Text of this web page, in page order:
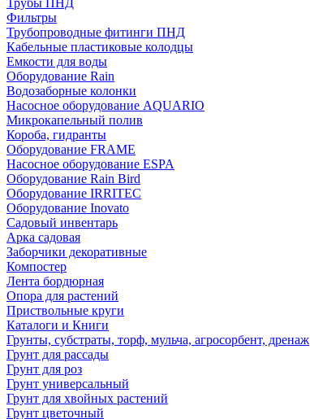
Трубы ПНД
Фильтры
Трубопроводные фитинги ПНД
Кабельные пластиковые колодцы
Емкости для воды
Оборудование Rain
Водозаборные колонки
Насосное оборудование AQUARIO
Микрокапельный полив
Короба, гидранты
Оборудование FRAME
Насосное оборудование ESPA
Оборудование Rain Bird
Оборудование IRRITEC
Оборудование Inovato
Садовый инвентарь
Арка садовая
Заборчики декоративные
Компостер
Лента бордюрная
Опора для растений
Приствольные круги
Каталоги и Книги
Грунты, субстраты, торф, мульча, агросорбент, дренаж
Грунт для рассады
Грунт для роз
Грунт универсальный
Грунт для хвойных растений
Грунт цветочный